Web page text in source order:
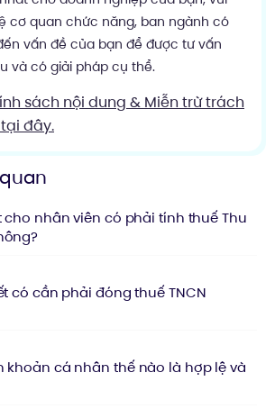
cơ quan chức năng, ban ngành có
vấn đề của bạn để được tư vấn
và có giải pháp cụ thể.
sách nội dung & Miễn trừ trách
đây.
cho nhân viên có phải tính thuế Thu
có cần phải đóng thuế TNCN
khoản cá nhân thế nào là hợp lệ và